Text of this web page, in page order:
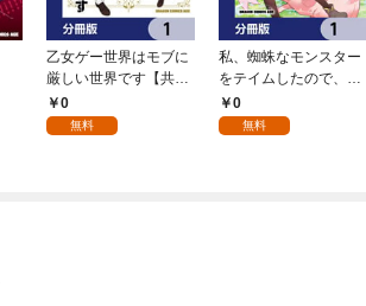
乙女ゲー世界はモブに
厳しい世界です【共和
国編】【分冊版】 1
0
無料
私、蜘蛛なモンスター
をテイムしたので、ス
パイダーシルクで裁縫
を頑張ります！【分冊
0
無料